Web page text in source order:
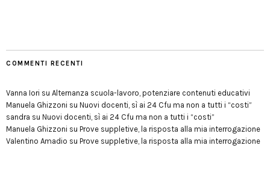
COMMENTI RECENTI
Vanna Iori su Alternanza scuola-lavoro, potenziare contenuti educativi
Manuela Ghizzoni su Nuovi docenti, sì ai 24 Cfu ma non a tutti i “costi”
sandra su Nuovi docenti, sì ai 24 Cfu ma non a tutti i “costi”
Manuela Ghizzoni su Prove suppletive, la risposta alla mia interrogazione
Valentino Amadio su Prove suppletive, la risposta alla mia interrogazione